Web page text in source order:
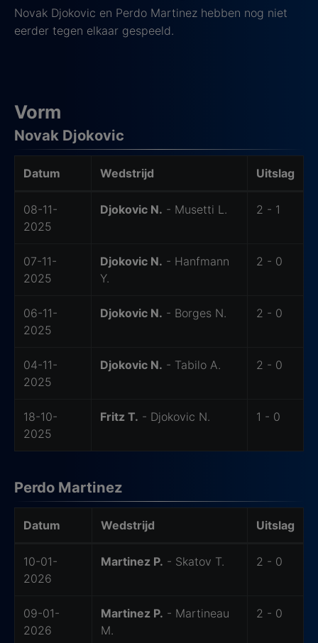
Novak Djokovic en Perdo Martinez hebben nog niet
eerder tegen elkaar gespeeld.
Vorm
Novak Djokovic
Datum Wedstrijd Uitslag
08-11-
2025
Djokovic N. - Musetti L. 2 - 1
07-11-
2025
Djokovic N. - Hanfmann
Y.
2 - 0
06-11-
2025
Djokovic N. - Borges N. 2 - 0
04-11-
2025
Djokovic N. - Tabilo A. 2 - 0
18-10-
2025
Fritz T. - Djokovic N. 1 - 0
Perdo Martinez
Datum Wedstrijd Uitslag
10-01-
2026
Martinez P. - Skatov T. 2 - 0
09-01-
2026
Martinez P. - Martineau
M.
2 - 0